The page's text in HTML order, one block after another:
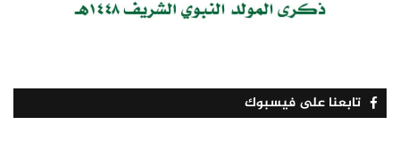
تابعنا على فيسبوك